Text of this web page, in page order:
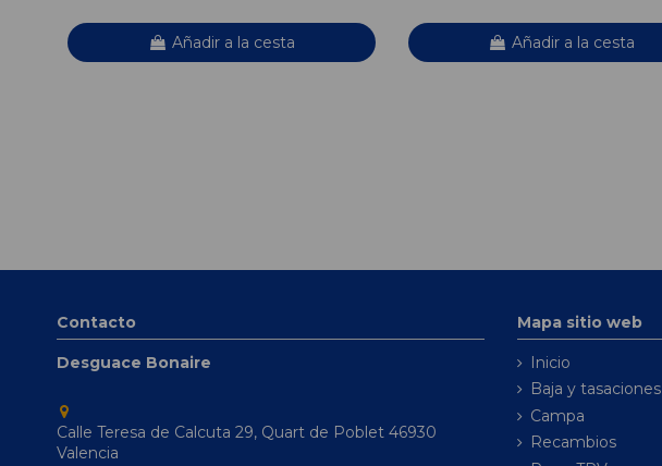
Añadir a la cesta Añadir a la cesta
Contacto
Desguace Bonaire
Calle Teresa de Calcuta 29, Quart de Poblet 46930
Valencia
Mapa sitio web
Inicio
Baja y tasaciones
Campa
Recambios